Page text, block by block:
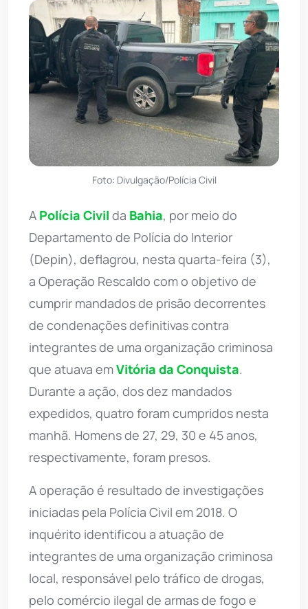
Foto: Divulgação/Polícia Civil
A Polícia Civil da Bahia, por meio do
Departamento de Polícia do Interior
(Depin), deflagrou, nesta quarta-feira (3),
a Operação Rescaldo com o objetivo de
cumprir mandados de prisão decorrentes
de condenações definitivas contra
integrantes de uma organização criminosa
que atuava emVitória da Conquista.
Durante a ação, dos dez mandados
expedidos, quatro foram cumpridos nesta
manhã. Homens de 27, 29, 30 e 45 anos,
respectivamente, foram presos.
A operação é resultado de investigações
iniciadas pela Polícia Civil em 2018. O
inquérito identificou a atuação de
integrantes de uma organização criminosa
local, responsável pelo tráfico de drogas,
pelo comércio ilegal de armas de fogo e